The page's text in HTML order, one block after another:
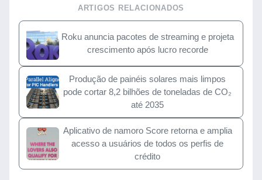
ARTIGOS RELACIONADOS
Roku anuncia pacotes de streaming e projeta
crescimento após lucro recorde
Produção de painéis solares mais limpos
pode cortar 8,2 bilhões de toneladas de CO₂
até 2035
Aplicativo de namoro Score retorna e amplia
acesso a usuários de todos os perfis de
crédito